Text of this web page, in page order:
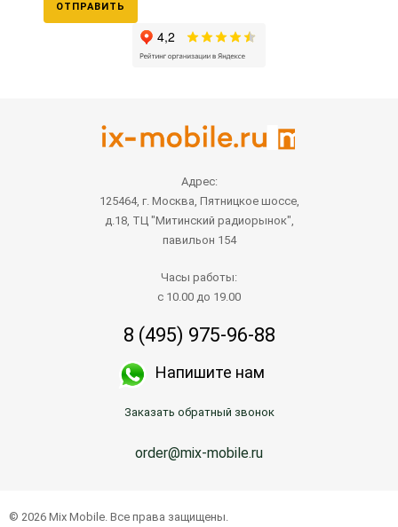
ОТПРАВИТЬ
Адрес:
125464, г. Москва, Пятницкое шоссе,
д.18, ТЦ "Митинский радиорынок",
павильон 154
Часы работы:
с 10.00 до 19.00
8 (495) 975-96-88
Напишите нам
Заказать обратный звонок
order@mix-mobile.ru
© 2026 Mix Mobile. Все права защищены.